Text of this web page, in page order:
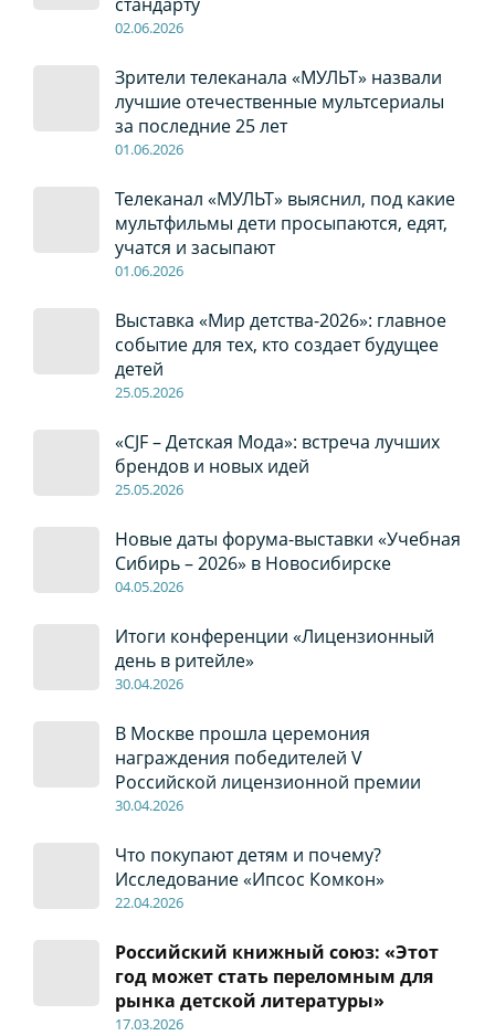
02.06.2026
Зрители телеканала «МУЛЬТ» назвали
лучшие отечественные мультсериалы
за последние 25 лет
01.06.2026
Телеканал «МУЛЬТ» выяснил, под какие
мультфильмы дети просыпаются, едят,
учатся и засыпают
01.06.2026
Выставка «Мир детства-2026»: главное
событие для тех, кто создает будущее
детей
25.05.2026
«CJF – Детская Мода»: встреча лучших
брендов и новых идей
25.05.2026
Новые даты форума-выставки «Учебная
Сибирь – 2026» в Новосибирске
04.05.2026
Итоги конференции «Лицензионный
день в ритейле»
30.04.2026
В Москве прошла церемония
награждения победителей V
Российской лицензионной премии
30.04.2026
Что покупают детям и почему?
Исследование «Ипсос Комкон»
22.04.2026
Российский книжный союз: «Этот
год может стать переломным для
рынка детской литературы»
17.03.2026